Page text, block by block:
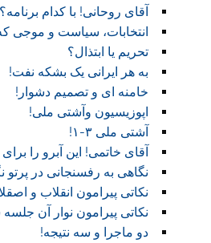
آقای روحانی! با کدام برنامه؟
انتخابات، سیاست و موجی
تحریم یا ابتذال؟
به هر ایرانی یک بشکه نفت!
خامنه ای و تصمیم دشوار!
اپوزیسیون وآشتی ملی!
آشتی ملی ۳-۱!
آقای خاتمی! این آبرو را
نگاهی به رفسنجانی در پرتو
نکاتی پیرامون انقلاب و
نکاتی پیرامون نوار آن
دو ماجرا و سه نتیجه!